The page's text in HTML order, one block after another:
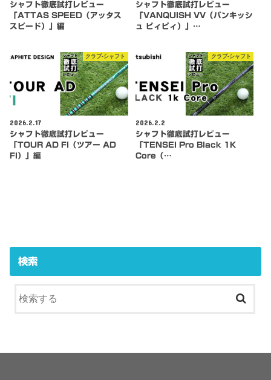
シャフト徹底試打レビュー
「ATTAS SPEED（アッタス
スピード）」編
シャフト徹底試打レビュー
「VANQUISH VV（バンキッシ
ュ ビィビィ）」…
クラブ-シャフト
2026.2.17
シャフト徹底試打レビュー
「TOUR AD FI（ツアー AD
FI）」編
クラブ-シャフト
2026.2.2
シャフト徹底試打レビュー
「TENSEI Pro Black 1K
Core（…
検索